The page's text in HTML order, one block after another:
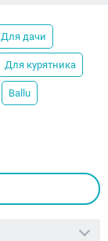
Для дачи
Для курятника
Ballu